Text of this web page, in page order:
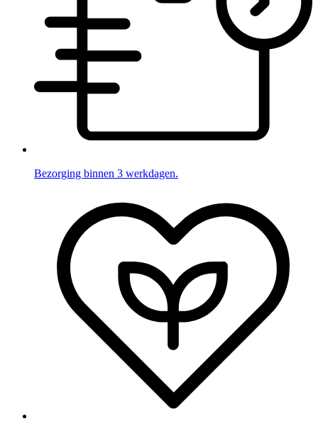
Bezorging binnen 3 werkdagen.